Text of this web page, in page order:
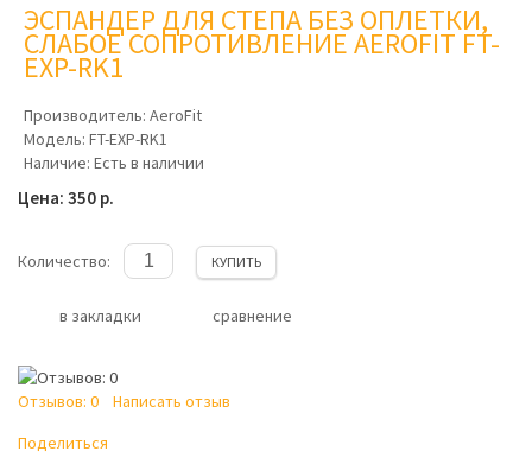
ЭСПАНДЕР ДЛЯ СТЕПА БЕЗ ОПЛЕТКИ,
СЛАБОЕ СОПРОТИВЛЕНИЕ AEROFIT FT-
EXP-RK1
Производитель: AeroFit
Модель: FT-EXP-RK1
Наличие: Есть в наличии
Цена: 350 р.
Количество: КУПИТЬ
в закладки сравнение
Отзывов: 0
Написать отзыв
Поделиться